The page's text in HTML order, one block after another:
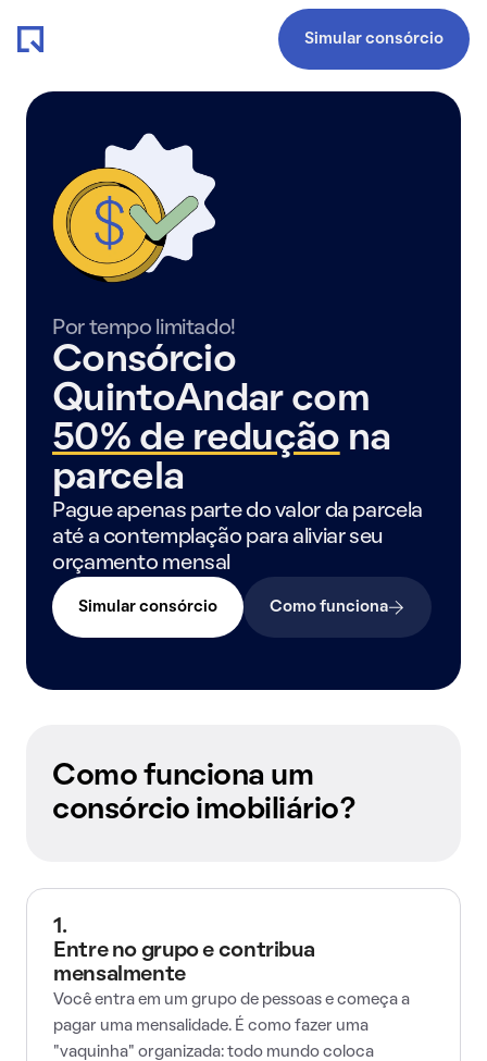
Simular consórcio
Por tempo limitado!
Consórcio
QuintoAndar com
50% de redução na
parcela
Pague apenas parte do valor da parcela
até a contemplação para aliviar seu
orçamento mensal
Simular consórcio Como funciona
Como funciona um
consórcio imobiliário?
1.
Entre no grupo e contribua
mensalmente
Você entra em um grupo de pessoas e começa a
pagar uma mensalidade. É como fazer uma
"vaquinha" organizada: todo mundo coloca